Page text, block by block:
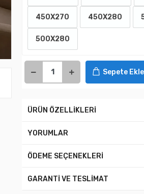
450X270 450X280
500X280
Sepete Ekle
ÜRÜN ÖZELLİKLERİ
YORUMLAR
ÖDEME SEÇENEKLERİ
GARANTİ VE TESLİMAT